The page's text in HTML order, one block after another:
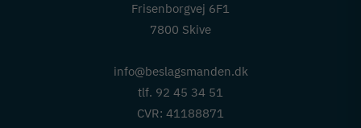
Frisenborgvej 6F1
7800 Skive
info@beslagsmanden.dk
tlf. 92 45 34 51
CVR: 41188871